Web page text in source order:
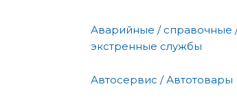
Аварийные / справочные
экстренные службы
Автосервис / Автотовары